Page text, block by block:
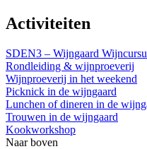
Activiteiten
SDEN3 – Wijngaard
Rondleiding & wijnproeverij
Wijnproeverij in het weekend
Picknick in de wijngaard
Lunchen of dineren in de
Trouwen in de wijngaard
Kookworkshop
Naar boven